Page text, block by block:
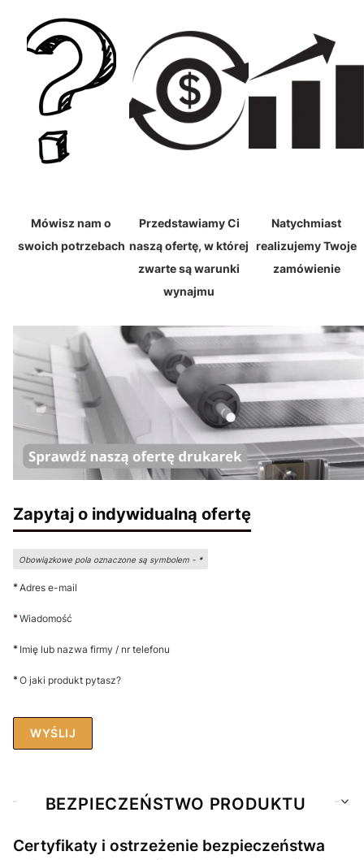
Mówisz nam o
swoich potrzebach
Przedstawiamy Ci
naszą ofertę, w której
zwarte są warunki
wynajmu
Natychmiast
realizujemy Twoje
zamówienie
Zapytaj o indywidualną ofertę
Obowiązkowe pola oznaczone są symbolem - *
*Adres e-mail
*Wiadomość
* Imię lub nazwa firmy / nr telefonu
*O jaki produkt pytasz?
WYŚLIJ
BEZPIECZEŃSTWO PRODUKTU
Certyfikaty i ostrzeżenie bezpieczeństwa